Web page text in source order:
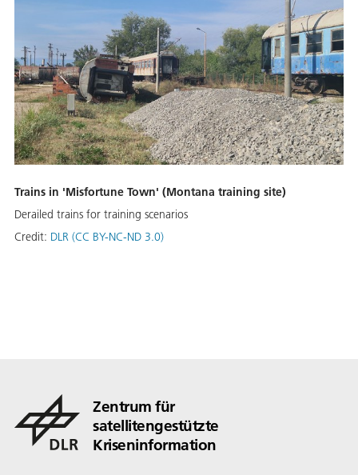
Trains in 'Misfortune Town' (Montana training site)
Derailed trains for training scenarios
Credit: DLR (CC BY-NC-ND 3.0)
Zentrum für
satellitengestützte
Kriseninformation